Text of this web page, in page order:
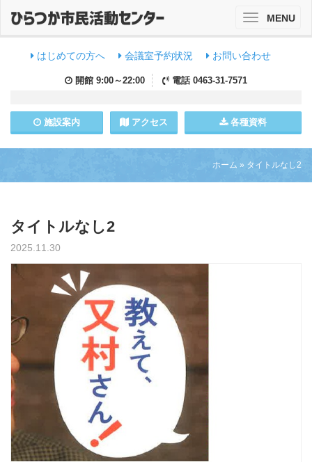
はじめての方へ 会議室予約状況 お問い合わせ
開館 9:00～22:00 電話 0463-31-7571
施設案内 アクセス 各種資料
ToggleMENU
ホーム » タイトルなし2
タイトルなし2
2025.11.30